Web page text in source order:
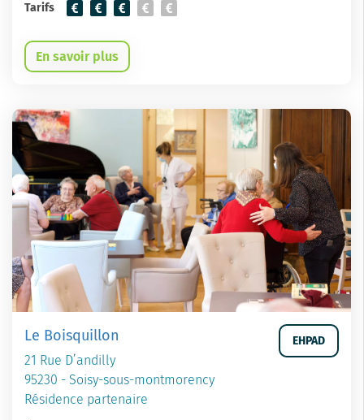
Tarifs
En savoir plus
Le Boisquillon
21 Rue D’andilly
95230 - Soisy-sous-montmorency
Résidence partenaire
EHPAD